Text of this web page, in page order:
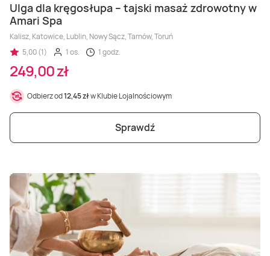
Ulga dla kręgosłupa – tajski masaż zdrowotny w
Amari Spa
Kalisz, Katowice, Lublin, Nowy Sącz, Tarnów, Toruń
5,00 (1)
1 os. 1 godz.
249,00 zł
Odbierz od12,45 złw Klubie Lojalnościowym
Sprawdź